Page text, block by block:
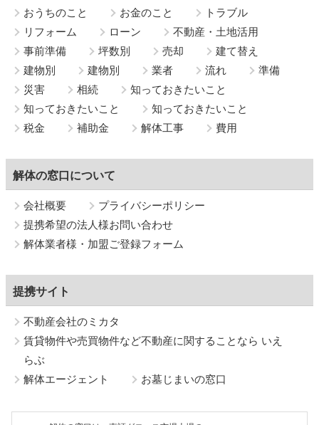
おうちのこと お金のこと
トラブル
リフォーム
ローン
不動産・土地活用
事前準備
坪数別 売却
建て替え
建物別
建物別 業者 流れ
準備
災害
相続
知っておきたいこと
知っておきたいこと
知っておきたいこと
税金
補助金 解体工事 費用
解体の窓口について
会社概要
プライバシーポリシー
提携希望の法人様お問い合わせ
解体業者様・加盟ご登録フォーム
提携サイト
不動産会社のミカタ
賃貸物件や売買物件など不動産に関することなら いえ
らぶ
解体エージェント
お墓じまいの窓口